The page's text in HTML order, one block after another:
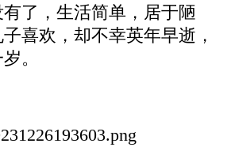
了，生活简单，居于陋
喜欢，却不幸英年早逝，
。